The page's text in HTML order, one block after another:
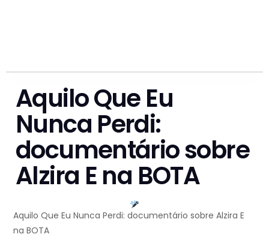
Aquilo Que Eu
Nunca Perdi:
documentário sobre
Alzira E na BOTA
Aquilo Que Eu Nunca Perdi: documentário sobre Alzira E
na BOTA